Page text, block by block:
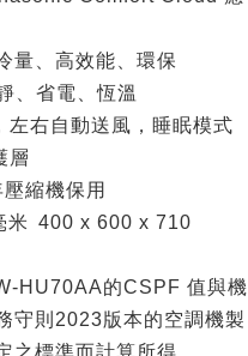
、高效能、環保
省電、恆溫
右自動送風，睡眠模式
層
縮機保用
400 x 600 x 710
HU70AA的CSPF 值與機
守則2023版本的空調機製
之標準而計算所得